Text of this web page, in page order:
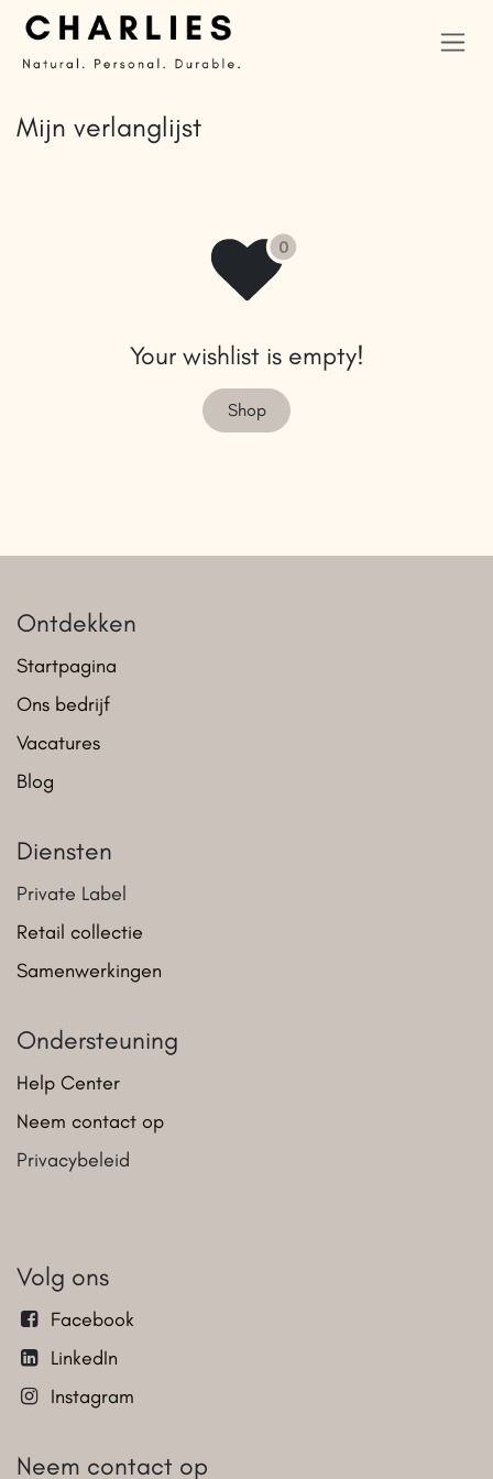
Overslaan naar inhoud
Mijn verlanglijst
Your wishlist is empty!
Shop
Ontdekken
Startpagina
Ons bedrijf
Vacatures
Blog
Diensten
Private Label
Retail collectie
Samenwerkingen
Ondersteuning
Help Center
Neem contact op
Privacybeleid
Volg ons
Facebook
LinkedIn
Instagram
Neem contact op